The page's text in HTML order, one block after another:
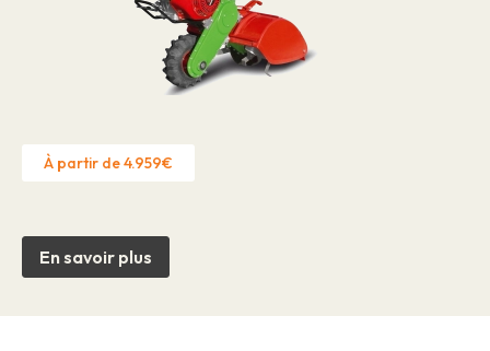
À partir de 4.959€
En savoir plus